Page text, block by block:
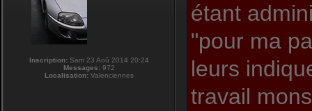
Inscription: Sam 23 Aoû 2014 20:24
Messages: 972
Localisation: Valenciennes
étant
"pour ma
leurs
travail